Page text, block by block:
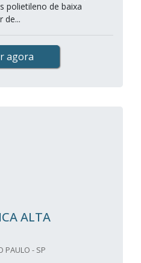
polietileno de baixa
de...
agora
ALTA
PAULO - SP